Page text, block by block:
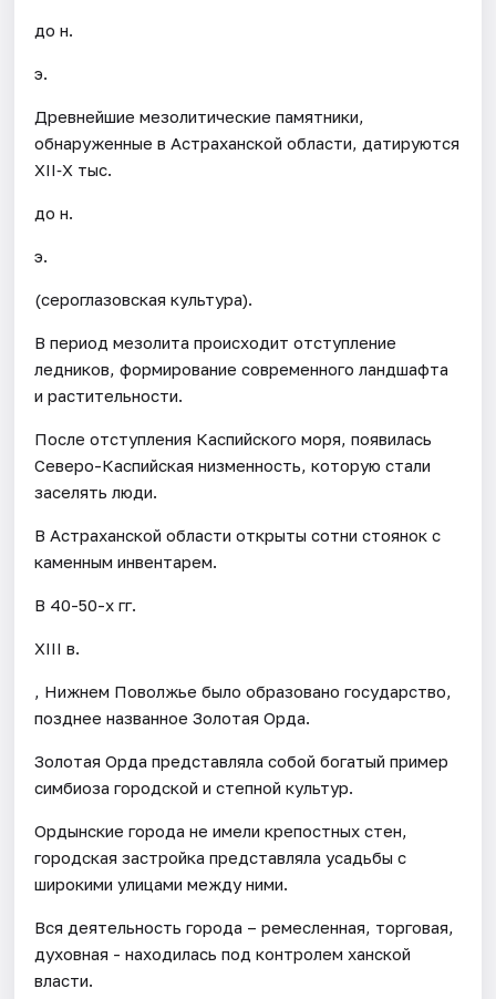
до н.
э.
Древнейшие мезолитические памятники,
обнаруженные в Астраханской области, датируются
XII‐X тыс.
до н.
э.
(сероглазовская культура).
В период мезолита происходит отступление
ледников, формирование современного ландшафта
и растительности.
После отступления Каспийского моря, появилась
Северо-Каспийская низменность, которую стали
заселять люди.
В Астраханской области открыты сотни стоянок с
каменным инвентарем.
В 40-50-х гг.
XIII в.
, Нижнем Поволжье было образовано государство,
позднее названное Золотая Орда.
Золотая Орда представляла собой богатый пример
симбиоза городской и степной культур.
Ордынские города не имели крепостных стен,
городская застройка представляла усадьбы с
широкими улицами между ними.
Вся деятельность города – ремесленная, торговая,
духовная - находилась под контролем ханской
власти.